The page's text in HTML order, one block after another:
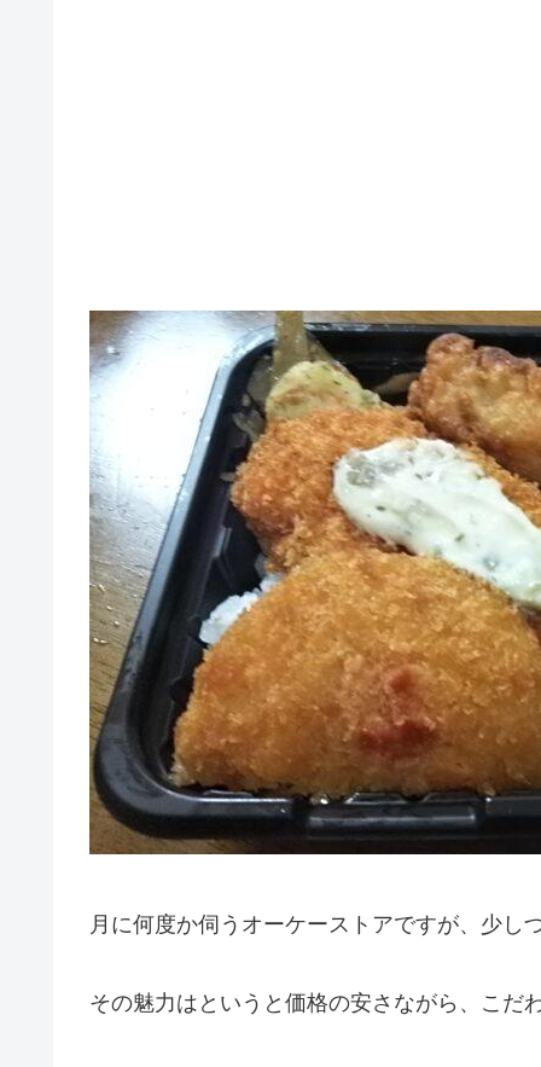
月に何度か伺うオーケーストアですが、少し
その魅力はというと価格の安さながら、こだ